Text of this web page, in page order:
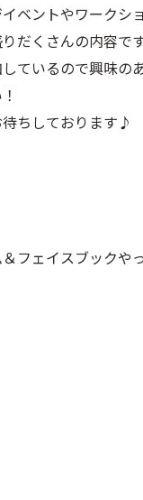
ベントやワークシ
だくさんの内容です
ているので興味の
ちしております♪
フェイスブックや